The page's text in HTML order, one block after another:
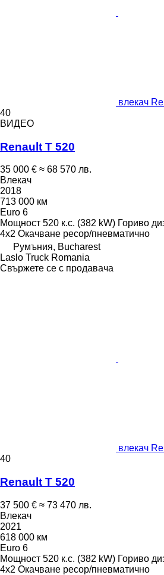
влекач
40
ВИДЕО
Renault T 520
35 000 € ≈ 68 570 лв.
Влекач
2018
713 000 км
Euro 6
Мощност 520 к.с. (382 kW) Гориво
4x2 Окачване ресор/пневматично
Румъния, Bucharest
Laslo Truck Romania
Свържете се с продавача
влекач
40
Renault T 520
37 500 € ≈ 73 470 лв.
Влекач
2021
618 000 км
Euro 6
Мощност 520 к.с. (382 kW) Гориво
4x2 Окачване ресор/пневматично